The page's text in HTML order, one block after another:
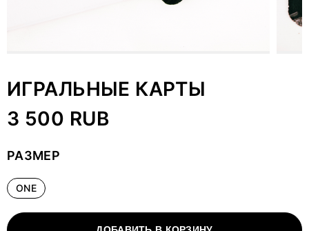
ИГРАЛЬНЫЕ КАРТЫ
3 500 RUB
РАЗМЕР
ONE